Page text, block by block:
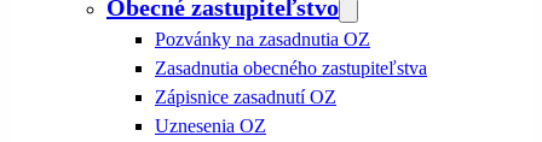
Obecné zastupiteľstvo
Pozvánky na zasadnutia OZ
Zasadnutia obecného zastupiteľstva
Zápisnice zasadnutí OZ
Uznesenia OZ